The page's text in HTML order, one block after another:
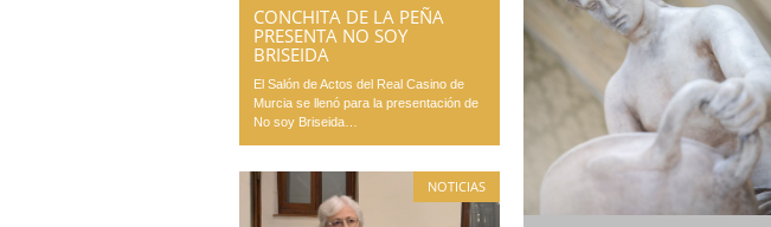
CONCHITA DE LA PEÑA
PRESENTA NO SOY
BRISEIDA
El Salón de Actos del Real Casino de
Murcia se llenó para la presentación de
No soy Briseida…
NOTICIAS